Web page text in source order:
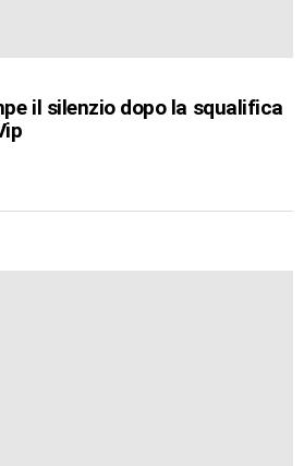
il silenzio dopo la squalifica